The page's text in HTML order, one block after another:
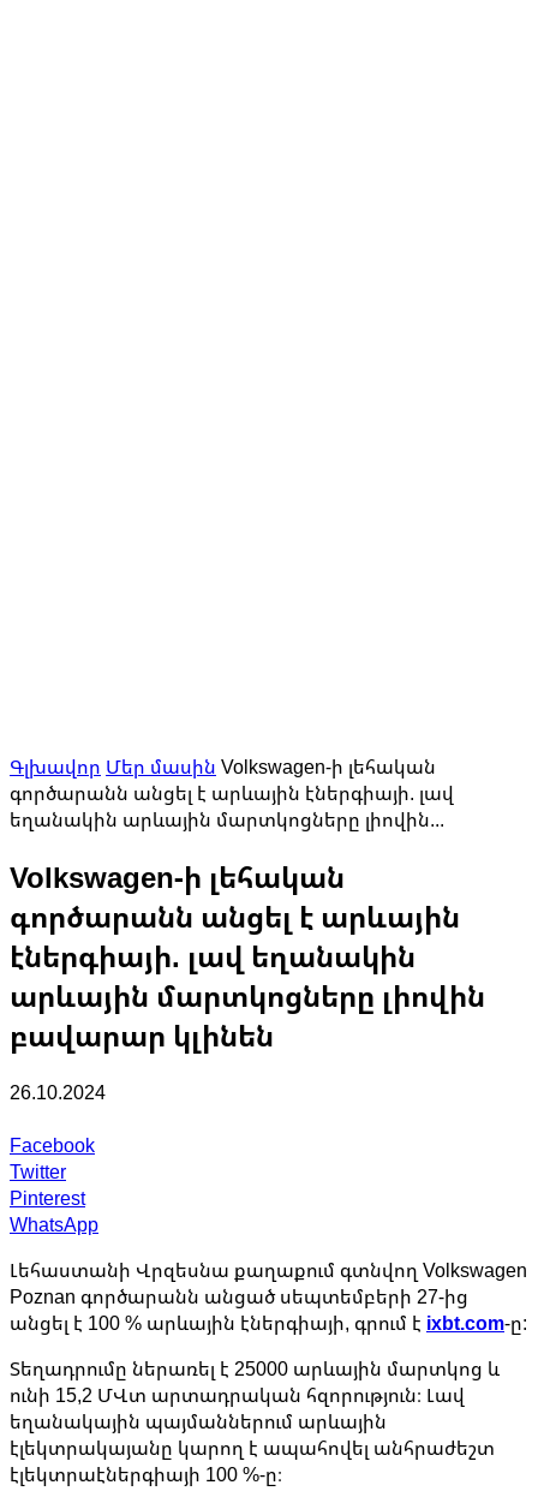
Գլխավոր Մեր մասին Volkswagen-ի լեհական
գործարանն անցել է արևային էներգիայի. լավ
եղանակին արևային մարտկոցները լիովին...
Volkswagen-ի լեհական
գործարանն անցել է արևային
էներգիայի. լավ եղանակին
արևային մարտկոցները լիովին
բավարար կլինեն
26.10.2024
Facebook
Twitter
Pinterest
WhatsApp
Լեհաստանի Վրզեսնա քաղաքում գտնվող Volkswagen
Poznan գործարանն անցած սեպտեմբերի 27-ից
անցել է 100 % արևային էներգիայի, գրում է ixbt.com-ը:
Տեղադրումը ներառել է 25000 արևային մարտկոց և
ունի 15,2 ՄՎտ արտադրական հզորություն։ Լավ
եղանակային պայմաններում արևային
էլեկտրակայանը կարող է ապահովել անհրաժեշտ
էլեկտրաէներգիայի 100 %-ը։